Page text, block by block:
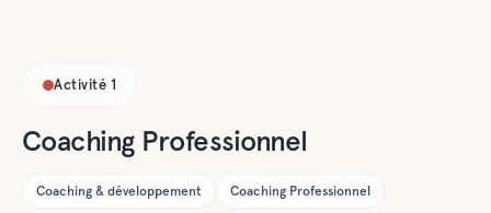
Activité 1
Coaching Professionnel
Coaching & développement Coaching Professionnel